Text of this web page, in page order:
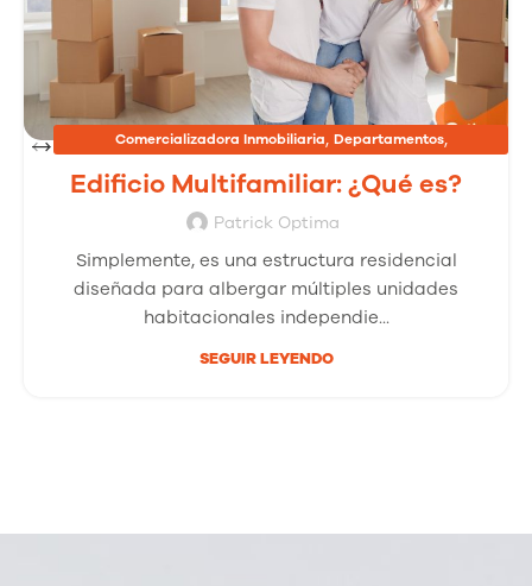
Comercializadora Inmobiliaria, Departamentos,
,
Edificio Multifamiliar: ¿Qué es?
Patrick Optima
Simplemente, es una estructura residencial
diseñada para albergar múltiples unidades
habitacionales independie...
SEGUIR LEYENDO